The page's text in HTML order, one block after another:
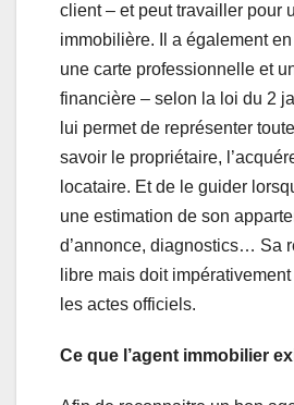
client – et peut travailler pour
immobilière. Il a également
une carte professionnelle et
financière – selon la loi du 2
lui permet de représenter
savoir le propriétaire,
locataire. Et de le guider
une estimation de son
d’annonce, diagnostics… Sa
libre mais doit
les actes officiels.
Ce que l’agent immobilier